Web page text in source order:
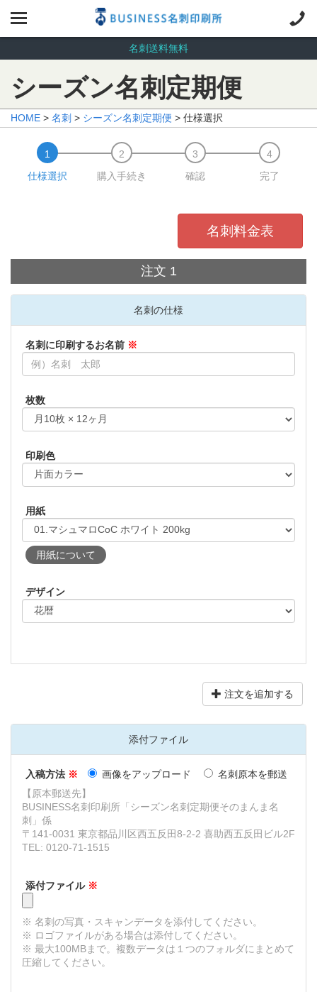
名刺送料無料
シーズン名刺定期便
HOME > 名刺 > シーズン名刺定期便 > 仕様選択
仕様選択 購入手続き 確認 完了
名刺料金表
注文 1
名刺の仕様
名刺に印刷するお名前 ※
枚数
印刷色
用紙
用紙について
デザイン
注文を追加する
添付ファイル
入稿方法 ※ 画像をアップロード
名刺原本を郵送
【原本郵送先】
BUSINESS名刺印刷所「シーズン名刺定期便そのまんま名
刺」係
〒141-0031 東京都品川区西五反田8-2-2 喜助西五反田ビル2F
TEL: 0120-71-1515
添付ファイル ※
※ 名刺の写真・スキャンデータを添付してください。
※ ロゴファイルがある場合は添付してください。
※ 最大100MBまで。複数データは１つのフォルダにまとめて
圧縮してください。